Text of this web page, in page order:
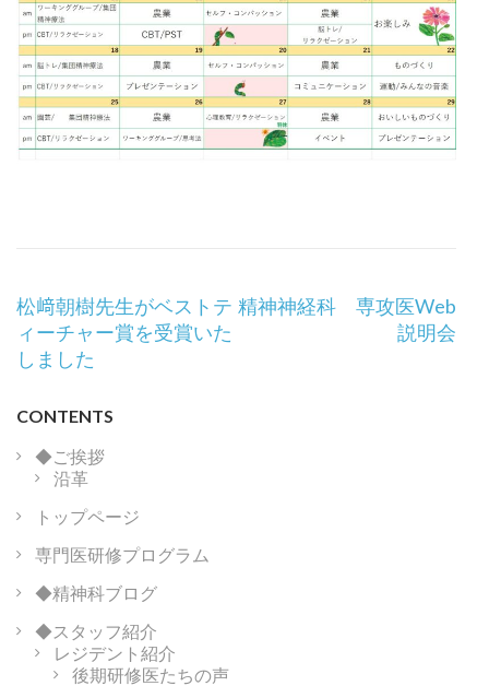
投
稿
ナ
ゲ
ー
シ
ョ
ン
松﨑朝樹先生がベストテ
ィーチャー賞を受賞いた
しました
精神神経科 専攻医Web
説明会
CONTENTS
◆ご挨拶
沿革
トップページ
専門医研修プログラム
◆精神科ブログ
◆スタッフ紹介
レジデント紹介
後期研修医たちの声